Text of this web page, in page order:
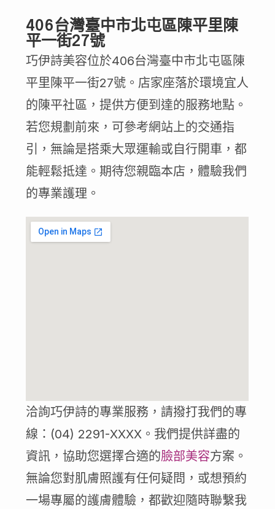
406台灣臺中市北屯區陳平里陳
平一街27號
巧伊詩美容位於406台灣臺中市北屯區陳
平里陳平一街27號。店家座落於環境宜人
的陳平社區，提供方便到達的服務地點。
若您規劃前來，可參考網站上的交通指
引，無論是搭乘大眾運輸或自行開車，都
能輕鬆抵達。期待您親臨本店，體驗我們
的專業護理。
洽詢巧伊詩的專業服務，請撥打我們的專
線：(04) 2291-XXXX。我們提供詳盡的
資訊，協助您選擇合適的臉部美容方案。
無論您對肌膚照護有任何疑問，或想預約
一場專屬的護膚體驗，都歡迎隨時聯繫我